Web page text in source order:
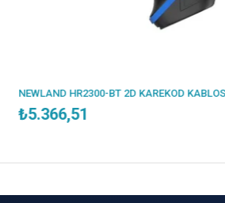
NEWLAND HR2300-BT 2D KAREKOD KABLOSUZ BLUETOOTH BARKOD OKUYUCU + STAND